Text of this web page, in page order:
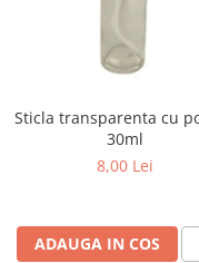
Sticla transparenta cu
30ml
8,00 Lei
ADAUGA IN COS